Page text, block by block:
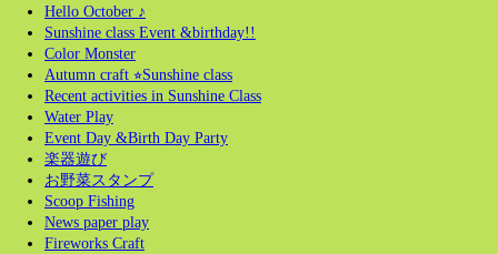
Hello October ♪
Sunshine class Event &birthday!!
Color Monster
Autumn craft ⭐︎Sunshine class
Recent activities in Sunshine Class
Water Play
Event Day &Birth Day Party
楽器遊び
お野菜スタンプ
Scoop Fishing
News paper play
Fireworks Craft